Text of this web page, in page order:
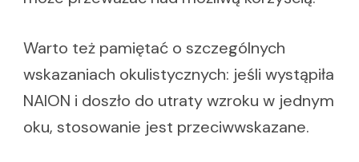
Warto też pamiętać o szczególnych
wskazaniach okulistycznych: jeśli wystąpiła
NAION i doszło do utraty wzroku w jednym
oku, stosowanie jest przeciwwskazane.